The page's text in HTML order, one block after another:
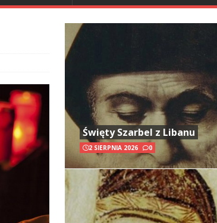
Święty Szarbel z Libanu
2 SIERPNIA 2026 0